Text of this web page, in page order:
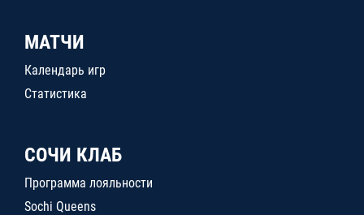
МАТЧИ
Календарь игр
Статистика
СОЧИ КЛАБ
Программа лояльности
Sochi Queens